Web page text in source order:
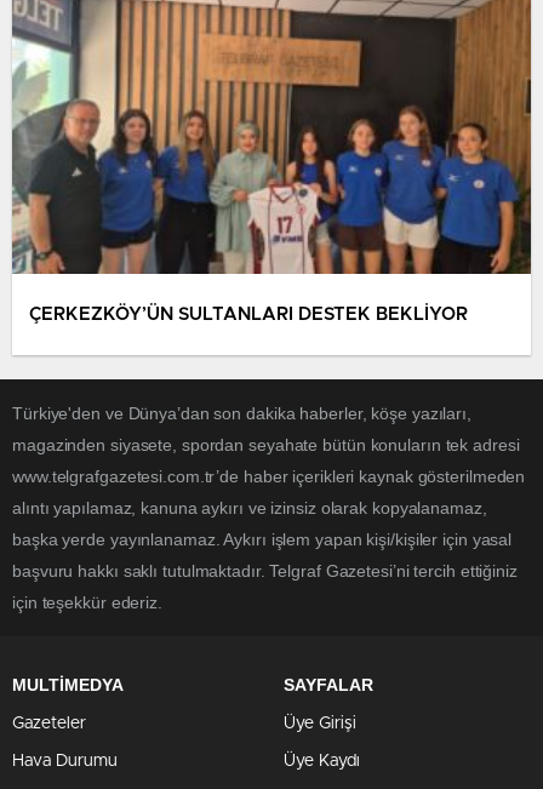
ÇERKEZKÖY’ÜN SULTANLARI DESTEK BEKLİYOR
Türkiye'den ve Dünya’dan son dakika haberler, köşe yazıları,
magazinden siyasete, spordan seyahate bütün konuların tek adresi
www.telgrafgazetesi.com.tr’de haber içerikleri kaynak gösterilmeden
alıntı yapılamaz, kanuna aykırı ve izinsiz olarak kopyalanamaz,
başka yerde yayınlanamaz. Aykırı işlem yapan kişi/kişiler için yasal
başvuru hakkı saklı tutulmaktadır. Telgraf Gazetesi’ni tercih ettiğiniz
için teşekkür ederiz.
MULTİMEDYA
Gazeteler
Hava Durumu
SAYFALAR
Üye Girişi
Üye Kaydı